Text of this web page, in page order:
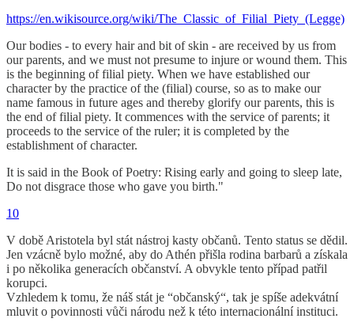
https://en.wikisource.org/wiki/The_Classic_of_Filial_Piety_(Legge)
Our bodies - to every hair and bit of skin - are received by us from
our parents, and we must not presume to injure or wound them. This
is the beginning of filial piety. When we have established our
character by the practice of the (filial) course, so as to make our
name famous in future ages and thereby glorify our parents, this is
the end of filial piety. It commences with the service of parents; it
proceeds to the service of the ruler; it is completed by the
establishment of character.
It is said in the Book of Poetry: Rising early and going to sleep late,
Do not disgrace those who gave you birth."
10
V době Aristotela byl stát nástroj kasty občanů. Tento status se dědil.
Jen vzácně bylo možné, aby do Athén přišla rodina barbarů a získala
i po několika generacích občanství. A obvykle tento případ patřil
korupci.
Vzhledem k tomu, že náš stát je “občanský“, tak je spíše adekvátní
mluvit o povinnosti vůči národu než k této internacionální instituci.